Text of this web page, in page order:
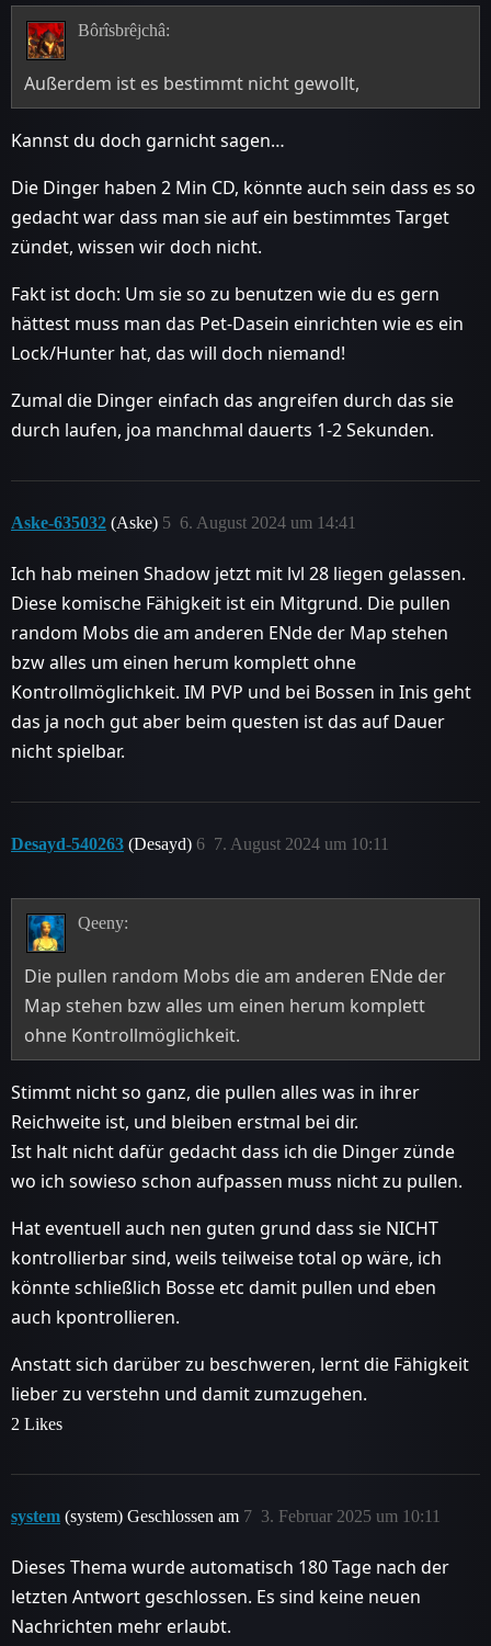
Bôrîsbrêjchâ:
Außerdem ist es bestimmt nicht gewollt,
Kannst du doch garnicht sagen…
Die Dinger haben 2 Min CD, könnte auch sein dass es so
gedacht war dass man sie auf ein bestimmtes Target
zündet, wissen wir doch nicht.
Fakt ist doch: Um sie so zu benutzen wie du es gern
hättest muss man das Pet-Dasein einrichten wie es ein
Lock/Hunter hat, das will doch niemand!
Zumal die Dinger einfach das angreifen durch das sie
durch laufen, joa manchmal dauerts 1-2 Sekunden.
Aske-635032 (Aske) 6. August 2024 um 14:41
5
Ich hab meinen Shadow jetzt mit lvl 28 liegen gelassen.
Diese komische Fähigkeit ist ein Mitgrund. Die pullen
random Mobs die am anderen ENde der Map stehen
bzw alles um einen herum komplett ohne
Kontrollmöglichkeit. IM PVP und bei Bossen in Inis geht
das ja noch gut aber beim questen ist das auf Dauer
nicht spielbar.
Desayd-540263 (Desayd) 7. August 2024 um 10:11
6
Qeeny:
Die pullen random Mobs die am anderen ENde der
Map stehen bzw alles um einen herum komplett
ohne Kontrollmöglichkeit.
Stimmt nicht so ganz, die pullen alles was in ihrer
Reichweite ist, und bleiben erstmal bei dir.
Ist halt nicht dafür gedacht dass ich die Dinger zünde
wo ich sowieso schon aufpassen muss nicht zu pullen.
Hat eventuell auch nen guten grund dass sie NICHT
kontrollierbar sind, weils teilweise total op wäre, ich
könnte schließlich Bosse etc damit pullen und eben
auch kpontrollieren.
Anstatt sich darüber zu beschweren, lernt die Fähigkeit
lieber zu verstehn und damit zumzugehen.
2 Likes
system (system) Geschlossen am 3. Februar 2025 um 10:11
7
Dieses Thema wurde automatisch 180 Tage nach der
letzten Antwort geschlossen. Es sind keine neuen
Nachrichten mehr erlaubt.